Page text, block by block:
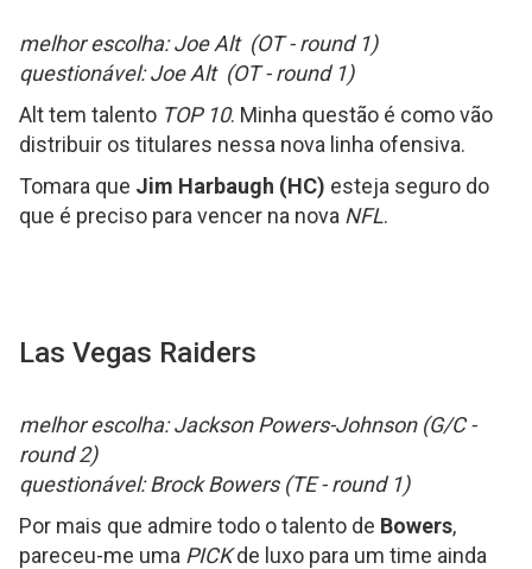
melhor escolha: Joe Alt (OT - round 1)
questionável: Joe Alt (OT - round 1)
Alt tem talento TOP 10. Minha questão é como vão
distribuir os titulares nessa nova linha ofensiva.
Tomara que Jim Harbaugh (HC) esteja seguro do
que é preciso para vencer na nova NFL.
Las Vegas Raiders
melhor escolha: Jackson Powers-Johnson (G/C -
round 2)
questionável: Brock Bowers (TE - round 1)
Por mais que admire todo o talento de Bowers,
pareceu-me uma PICKde luxo para um time ainda